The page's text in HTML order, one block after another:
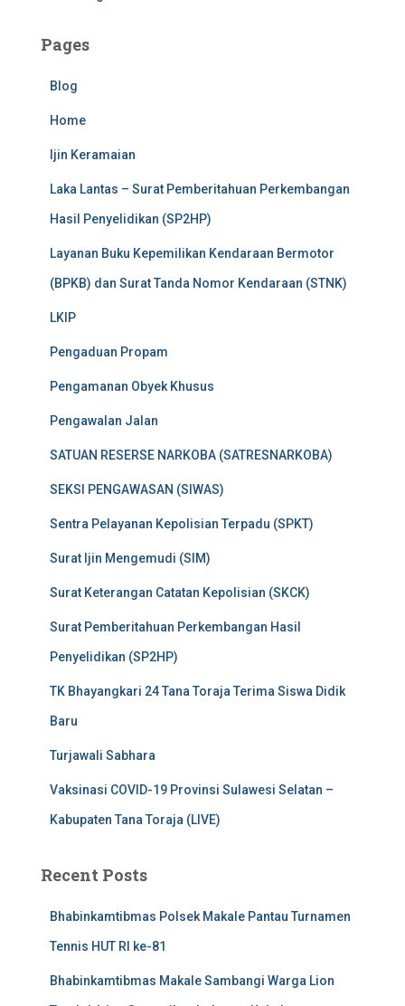
Pages
Blog
Home
Ijin Keramaian
Laka Lantas – Surat Pemberitahuan Perkembangan
Hasil Penyelidikan (SP2HP)
Layanan Buku Kepemilikan Kendaraan Bermotor
(BPKB) dan Surat Tanda Nomor Kendaraan (STNK)
LKIP
Pengaduan Propam
Pengamanan Obyek Khusus
Pengawalan Jalan
SATUAN RESERSE NARKOBA (SATRESNARKOBA)
SEKSI PENGAWASAN (SIWAS)
Sentra Pelayanan Kepolisian Terpadu (SPKT)
Surat Ijin Mengemudi (SIM)
Surat Keterangan Catatan Kepolisian (SKCK)
Surat Pemberitahuan Perkembangan Hasil
Penyelidikan (SP2HP)
TK Bhayangkari 24 Tana Toraja Terima Siswa Didik
Baru
Turjawali Sabhara
Vaksinasi COVID-19 Provinsi Sulawesi Selatan –
Kabupaten Tana Toraja (LIVE)
Recent Posts
Bhabinkamtibmas Polsek Makale Pantau Turnamen
Tennis HUT RI ke-81
Bhabinkamtibmas Makale Sambangi Warga Lion